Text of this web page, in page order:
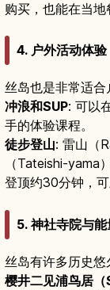
购买，也能在当地
4. 户外活动体验
丝岛也是非常适合
冲浪和SUP: 可以
手的体验课程。
徒步登山: 雷山（
（Tateishi-yama
登顶约30分钟，可
5. 神社寺院与能
丝岛有许多历史悠
樱井二见浦鸟居